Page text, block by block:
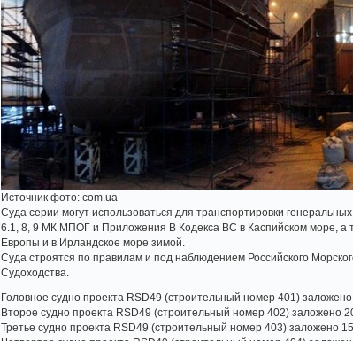
Источник фото: com.ua
Суда серии могут использоваться для транспортировки
6.1, 8, 9 МК МПОГ и Приложения В Кодекса ВС в Каспийском море, а
Европы и в Ирландское море зимой.
Суда строятся по правилам и под наблюдением Российского
Судоходства.
Головное судно проекта RSD49 (строительный номер 401) заложено
Второе судно проекта RSD49 (строительный номер 402) заложено
Третье судно проекта RSD49 (строительный номер 403) заложено